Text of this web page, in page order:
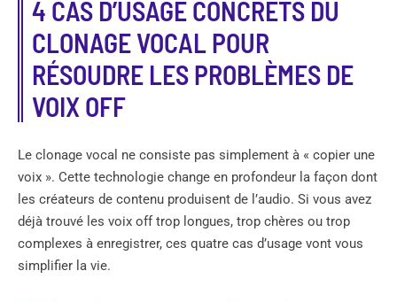
4 CAS D’USAGE CONCRETS DU
CLONAGE VOCAL POUR
RÉSOUDRE LES PROBLÈMES DE
VOIX OFF
Le clonage vocal ne consiste pas simplement à « copier une
voix ». Cette technologie change en profondeur la façon dont
les créateurs de contenu produisent de l’audio. Si vous avez
déjà trouvé les voix off trop longues, trop chères ou trop
complexes à enregistrer, ces quatre cas d’usage vont vous
simplifier la vie.